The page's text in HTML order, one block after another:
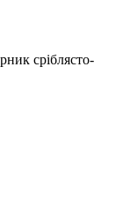
сріблясто-